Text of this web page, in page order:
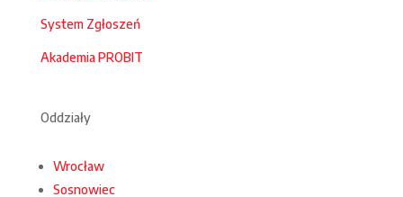
System Zgłoszeń
Akademia PROBIT
Oddziały
Wrocław
Sosnowiec